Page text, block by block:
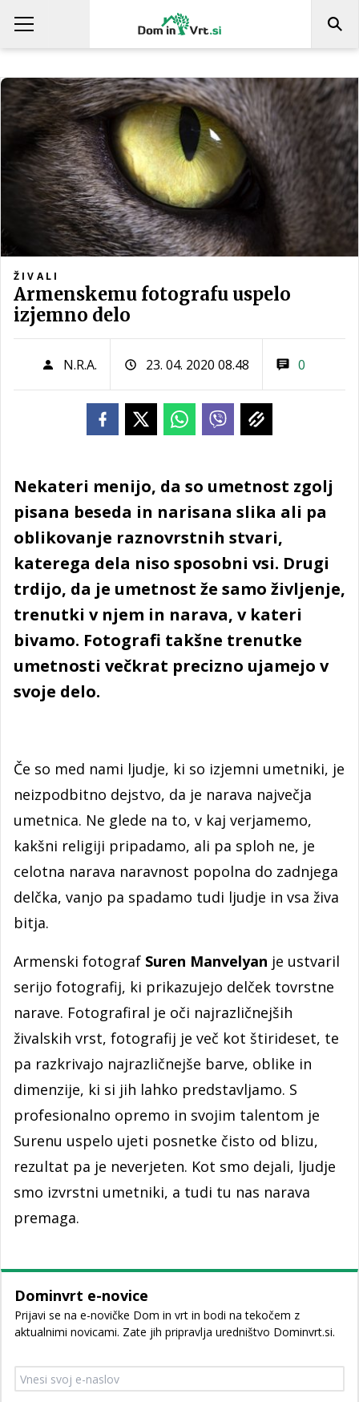
ŽIVALI
Armenskemu fotografu uspelo
izjemno delo
N.R.A. 23. 04. 2020 08.48 0
Nekateri menijo, da so umetnost zgolj
pisana beseda in narisana slika ali pa
oblikovanje raznovrstnih stvari,
katerega dela niso sposobni vsi. Drugi
trdijo, da je umetnost že samo življenje,
trenutki v njem in narava, v kateri
bivamo. Fotografi takšne trenutke
umetnosti večkrat precizno ujamejo v
svoje delo.
Če so med nami ljudje, ki so izjemni umetniki, je
neizpodbitno dejstvo, da je narava največja
umetnica. Ne glede na to, v kaj verjamemo,
kakšni religiji pripadamo, ali pa sploh ne, je
celotna narava naravnost popolna do zadnjega
delčka, vanjo pa spadamo tudi ljudje in vsa živa
bitja.
Armenski fotograf Suren Manvelyan je ustvaril
serijo fotografij, ki prikazujejo delček tovrstne
narave. Fotografiral je oči najrazličnejših
živalskih vrst, fotografij je več kot štirideset, te
pa razkrivajo najrazličnejše barve, oblike in
dimenzije, ki si jih lahko predstavljamo. S
profesionalno opremo in svojim talentom je
Surenu uspelo ujeti posnetke čisto od blizu,
rezultat pa je neverjeten. Kot smo dejali, ljudje
smo izvrstni umetniki, a tudi tu nas narava
premaga.
Dominvrt e-novice
Prijavi se na e-novičke Dom in vrt in bodi na tekočem z
aktualnimi novicami. Zate jih pripravlja uredništvo Dominvrt.si.